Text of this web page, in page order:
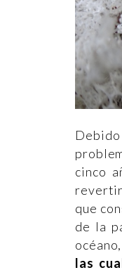
cinco
que
de la
las